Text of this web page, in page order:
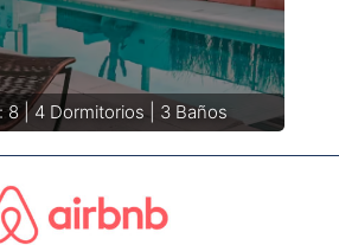
8 | 4 Dormitorios | 3 Baños